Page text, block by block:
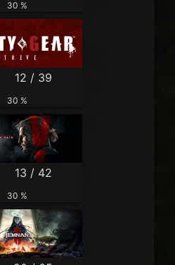
30 %
12 / 39
30 %
13 / 42
30 %